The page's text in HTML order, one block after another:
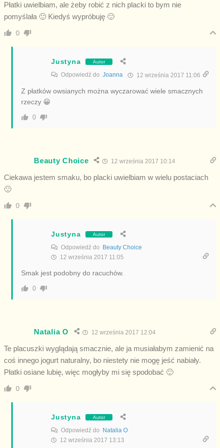
Płatki uwielbiam, ale żeby robić z nich placki to bym nie
pomyślała 🙂 Kiedyś wypróbuję 🙂
0
Justyna Autor
Odpowiedź doJoanna 12 września 2017 11:06
Z płatków owsianych można wyczarować wiele smacznych
rzeczy 😀
0
Beauty Choice 12 września 2017 10:14
Ciekawa jestem smaku, bo placki uwielbiam w wielu postaciach
🙂
0
Justyna Autor
Odpowiedź do
Beauty Choice
12 września 2017 11:05
Smak jest podobny do racuchów.
0
Natalia O 12 września 2017 12:04
Te placuszki wyglądają smacznie, ale ja musiałabym zamienić na
coś innego jogurt naturalny, bo niestety nie mogę jeść nabiały.
Płatki osiane lubię, więc mogłyby mi się spodobać 🙂
0
Justyna Autor
Odpowiedź do
Natalia O
12 września 2017 13:13